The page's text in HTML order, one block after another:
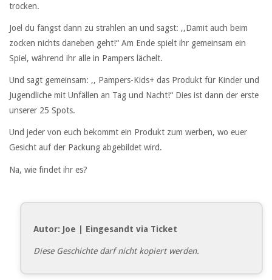
trocken.
Joel du fängst dann zu strahlen an und sagst: ,,Damit auch beim
zocken nichts daneben geht!“ Am Ende spielt ihr gemeinsam ein
Spiel, während ihr alle in Pampers lächelt.
Und sagt gemeinsam: ,, Pampers-Kids+ das Produkt für Kinder und
Jugendliche mit Unfällen an Tag und Nacht!“ Dies ist dann der erste
unserer 25 Spots.
Und jeder von euch bekommt ein Produkt zum werben, wo euer
Gesicht auf der Packung abgebildet wird.
Na, wie findet ihr es?
Autor: Joe | Eingesandt via Ticket
Diese Geschichte darf nicht kopiert werden.